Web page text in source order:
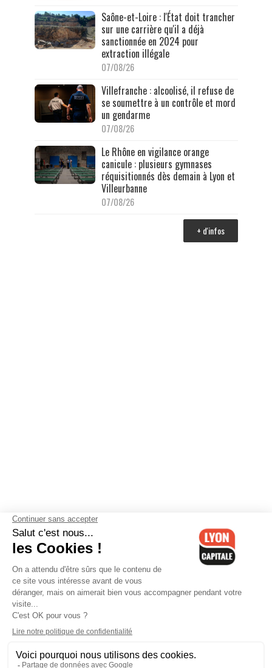
Saône-et-Loire : l'État doit trancher
sur une carrière qu'il a déjà
sanctionnée en 2024 pour
extraction illégale
07/08/26
Villefranche : alcoolisé, il refuse de
se soumettre à un contrôle et mord
un gendarme
07/08/26
Le Rhône en vigilance orange
canicule : plusieurs gymnases
réquisitionnés dès demain à Lyon et
Villeurbanne
07/08/26
+ d'infos
Contactez-nous-Mentions légales-CGV-Politique de